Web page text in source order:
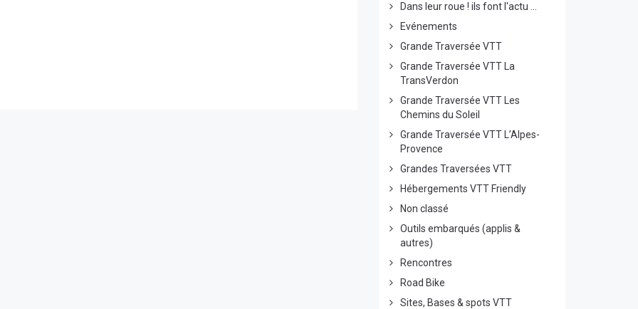
Dans leur roue ! ils font l'actu ...
Evénements
Grande Traversée VTT
Grande Traversée VTT La
TransVerdon
Grande Traversée VTT Les
Chemins du Soleil
Grande Traversée VTT L’Alpes-
Provence
Grandes Traversées VTT
Hébergements VTT Friendly
Non classé
Outils embarqués (applis &
autres)
Rencontres
Road Bike
Sites, Bases & spots VTT